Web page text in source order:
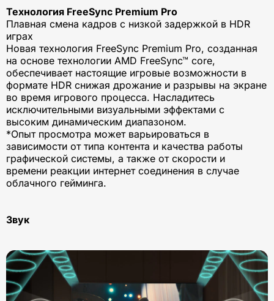
Технология FreeSync Premium Pro
Плавная смена кадров с низкой задержкой в HDR
играх
Новая технология FreeSync Premium Pro, cозданная
на основе технологии AMD FreeSync™ core,
обеспечивает настоящие игровые возможности в
формате HDR снижая дрожание и разрывы на экране
во время игрового процесса. Насладитесь
исключительными визуальными эффектами с
высоким динамическим диапазоном.
*Опыт просмотра может варьироваться в
зависимости от типа контента и качества работы
графической системы, а также от скорости и
времени реакции интернет соединения в случае
облачного гейминга.
Звук